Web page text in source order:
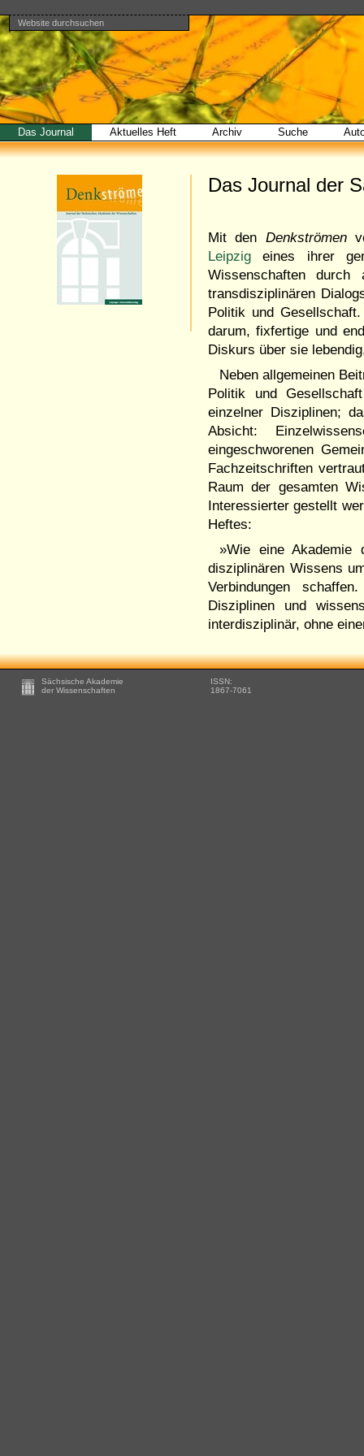
Direkt
zum
Inhalt
|
Direkt
zur
Navigation
Benutzerspezifische
Werkzeuge
Website durchsuchen
Erweiterte
Suche…
Bereiche
Das Journal Aktuelles Heft Archiv Suche
Das Journal der
Mit den Denkströmen
Leipzig eines ihrer
Wissenschaften durch
transdisziplinären
Politik und
darum, fixfertige und
Diskurs über sie
Neben allgemeinen
Politik und
einzelner Disziplinen;
Absicht:
eingeschworenen
Fachzeitschriften
Raum der gesamten
Interessierter gestellt
Heftes:
»Wie eine Akademie
disziplinären Wissens
Verbindungen
Disziplinen und
interdisziplinär, ohne
Footer
Sächsische Akademie
der Wissenschaften
ISSN:
1867-7061